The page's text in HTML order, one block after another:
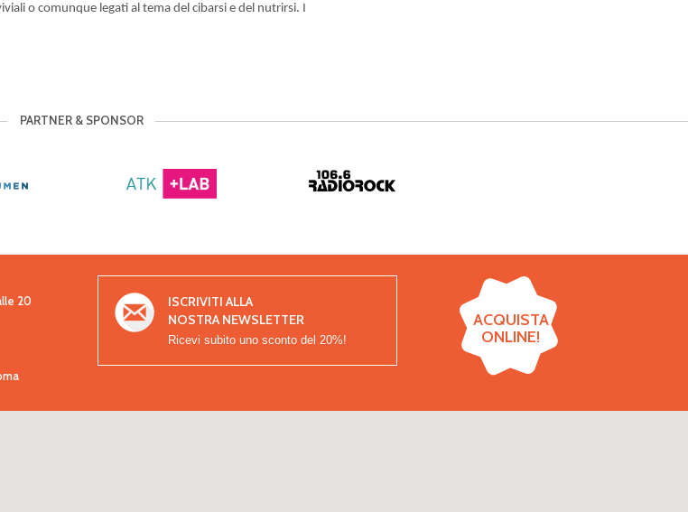
o comunque legati al tema del cibarsi e del nutrirsi. I
PARTNER & SPONSOR
20
ISCRIVITI ALLA
NOSTRA NEWSLETTER
Ricevi subito uno sconto del 20%!
ACQUISTA
ONLINE!